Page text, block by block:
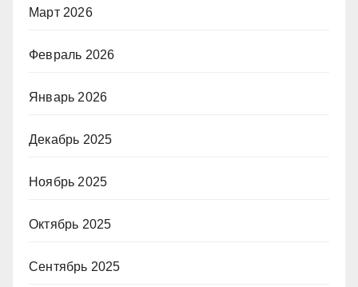
Март 2026
Февраль 2026
Январь 2026
Декабрь 2025
Ноябрь 2025
Октябрь 2025
Сентябрь 2025